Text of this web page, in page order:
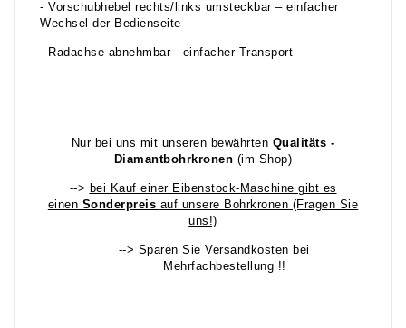
- Vorschubhebel rechts/links umsteckbar – einfacher
Wechsel der Bedienseite
- Radachse abnehmbar - einfacher Transport
Nur bei uns mit unseren bewährten Qualitäts -
Diamantbohrkronen (im Shop)
--> bei Kauf einer Eibenstock-Maschine gibt es
einen Sonderpreis auf unsere Bohrkronen (Fragen Sie
uns!)
--> Sparen Sie Versandkosten bei
Mehrfachbestellung !!